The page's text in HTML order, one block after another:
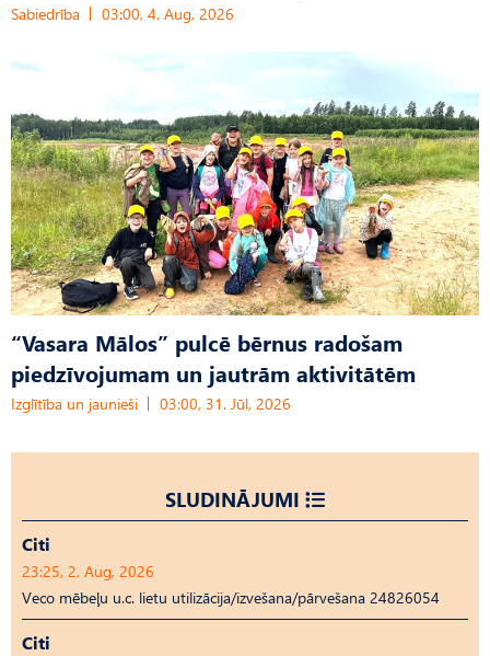
Sabiedrība 03:00, 4. Aug, 2026
“Vasara Mālos” pulcē bērnus radošam
piedzīvojumam un jautrām aktivitātēm
Izglītība un jaunieši 03:00, 31. Jūl, 2026
SLUDINĀJUMI
Citi
23:25, 2. Aug, 2026
Veco mēbeļu u.c. lietu utilizācija/izvešana/pārvešana 24826054
Citi